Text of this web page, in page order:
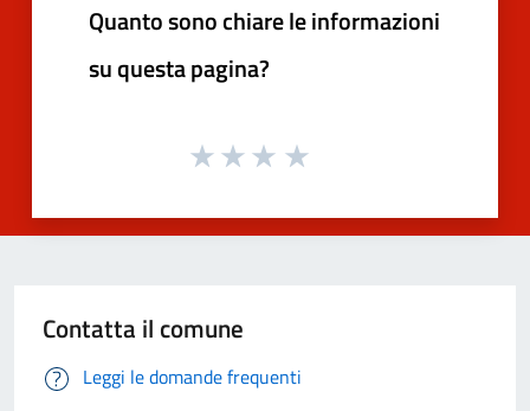
Quanto sono chiare le informazioni
su questa pagina?
Contatta il comune
Leggi le domande frequenti